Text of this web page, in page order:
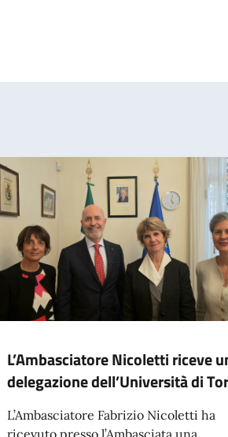
L’Ambasciatore Nicoletti riceve
delegazione dell’Università di
L’Ambasciatore Fabrizio Nicoletti ha
ricevuto presso l’Ambasciata una